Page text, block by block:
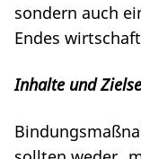
sondern auch
Endes
Inhalte und